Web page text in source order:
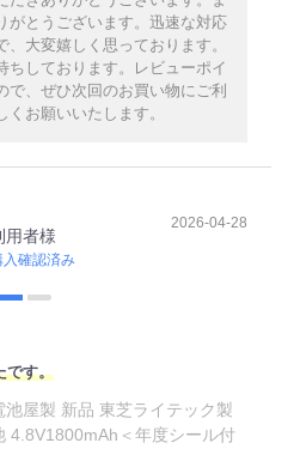
がとうございます。迅速な対応
大変嬉しく思っております。
ちしております。レビューポイ
で、ぜひ次回のお買い物にご利
お願いいたします。
用者様
入確認済み
2026-04-28
です。
屋製 新品 東芝ライテック製
4.8V1800mAh＜年度シール付